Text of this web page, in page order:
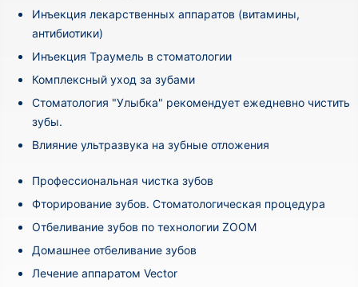
Инъекция лекарственных аппаратов (витамины,
антибиотики)
Инъекция Траумель в стоматологии
Комплексный уход за зубами
Стоматология "Улыбка" рекомендует ежедневно чистить
зубы.
Влияние ультразвука на зубные отложения
Профессиональная чистка зубов
Фторирование зубов. Стоматологическая процедура
Отбеливание зубов по технологии ZOOM
Домашнее отбеливание зубов
Лечение аппаратом Vector